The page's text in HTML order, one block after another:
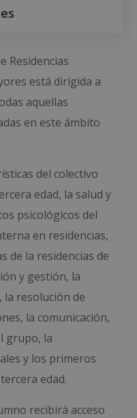
Residencias
está dirigida a
aquellas
en este ámbito
del colectivo
edad, la salud y
psicológicos del
en residencias,
de la residencias de
y gestión, la
la resolución de
la comunicación,
grupo, la
y los primeros
edad.
recibirá acceso